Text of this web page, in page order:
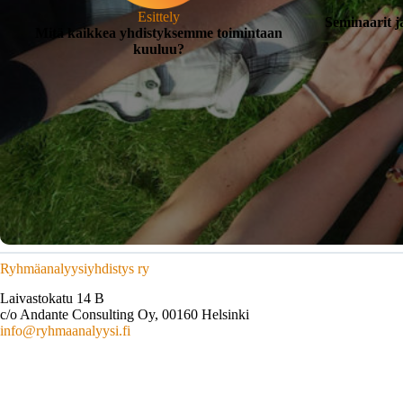
Esittely
Mitä kaikkea yhdistyksemme toimintaan
kuuluu?
Seminaarit
Ryhmäanalyysiyhdistys ry
Laivastokatu 14 B
c/o Andante Consulting Oy, 00160 Helsinki
info@ryhmaanalyysi.fi